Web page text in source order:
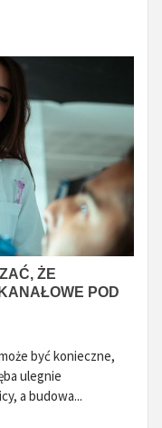
ŻE
POD
być konieczne,
ulegnie
a budowa...